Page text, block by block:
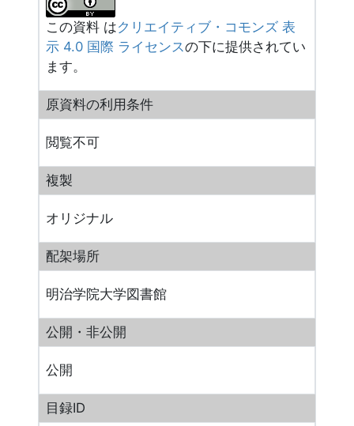
この資料 はクリエイティブ・コモンズ 表
示 4.0 国際 ライセンスの下に提供されてい
ます。
原資料の利用条件
閲覧不可
複製
オリジナル
配架場所
明治学院大学図書館
公開・非公開
公開
目録ID